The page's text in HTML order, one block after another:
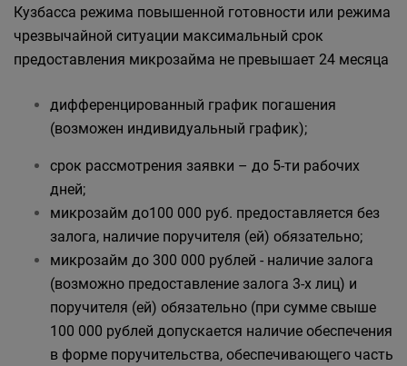
Кузбасса режима повышенной готовности или режима
чрезвычайной ситуации максимальный срок
предоставления микрозайма не превышает 24 месяца
дифференцированный график погашения
(возможен индивидуальный график);
срок рассмотрения заявки – до 5-ти рабочих
дней;
микрозайм до100 000 руб. предоставляется без
залога, наличие поручителя (ей) обязательно;
микрозайм до 300 000 рублей - наличие залога
(возможно предоставление залога 3-х лиц) и
поручителя (ей) обязательно (при сумме свыше
100 000 рублей допускается наличие обеспечения
в форме поручительства, обеспечивающего часть